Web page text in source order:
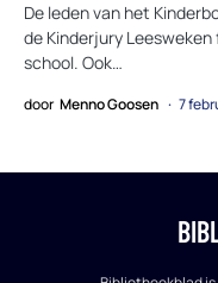
De leden van het
de Kinderjury
school. Ook…
door Menno Goosen 7